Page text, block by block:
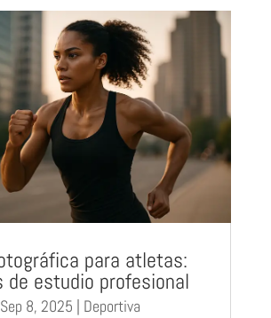
para atletas:
de estudio profesional
Sep 8, 2025 | Deportiva